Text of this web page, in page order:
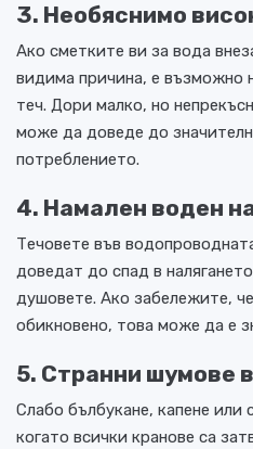
3. Необяснимо
Ако сметките ви за вода
видима причина, е възможно
теч. Дори малко, но
може да доведе до
потреблението.
4. Намален воден
Течовете във
доведат до спад в
душовете. Ако забележите,
обикновено, това може да е
5. Странни шумове
Слабо бълбукане, капене или
когато всички кранове са